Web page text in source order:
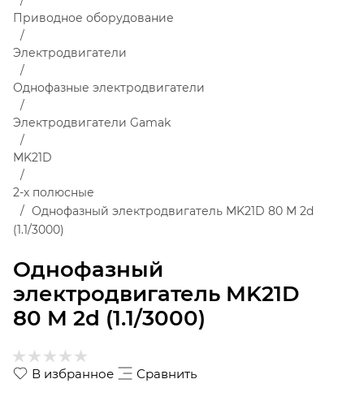
Однофазный
электродвигатель MK21D
80 M 2d (1.1/3000)
Приводное оборудование
Электродвигатели
Однофазные электродвигатели
Электродвигатели Gamak
MK21D
2-х полюсные
Однофазный электродвигатель MK21D 80 M 2d
(1.1/3000)
В избранное Сравнить